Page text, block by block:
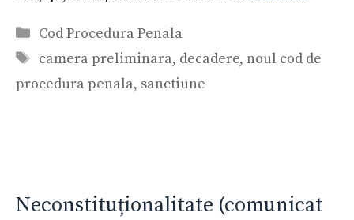
Categorii
Cod Procedura Penala
Etichete
camera preliminara, decadere, noul cod de
procedura penala, sanctiune
Neconstituționalitate (comunicat